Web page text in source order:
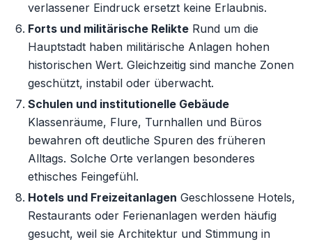
verlassener Eindruck ersetzt keine Erlaubnis.
Forts und militärische Relikte Rund um die
Hauptstadt haben militärische Anlagen hohen
historischen Wert. Gleichzeitig sind manche Zonen
geschützt, instabil oder überwacht.
Schulen und institutionelle Gebäude
Klassenräume, Flure, Turnhallen und Büros
bewahren oft deutliche Spuren des früheren
Alltags. Solche Orte verlangen besonderes
ethisches Feingefühl.
Hotels und Freizeitanlagen Geschlossene Hotels,
Restaurants oder Ferienanlagen werden häufig
gesucht, weil sie Architektur und Stimmung in